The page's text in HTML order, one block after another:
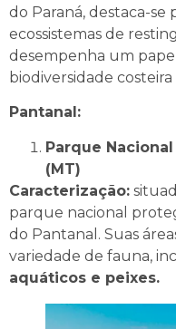
do Paraná, destaca-se
ecossistemas de
desempenha um
biodiversidade
Pantanal:
Parque
(MT)
Caracterização:
parque nacional
do Pantanal. Suas
variedade de fauna,
aquáticos e peixes.